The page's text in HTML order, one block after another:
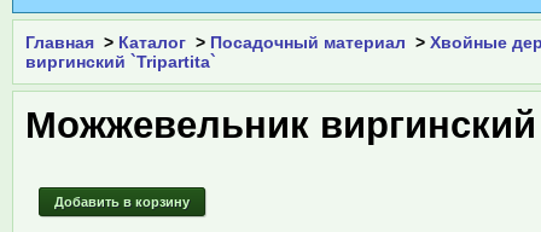
Главная > Каталог > Посадочный материал > Хвойные
виргинский `Tripartita`
Можжевельник
Добавить в корзину